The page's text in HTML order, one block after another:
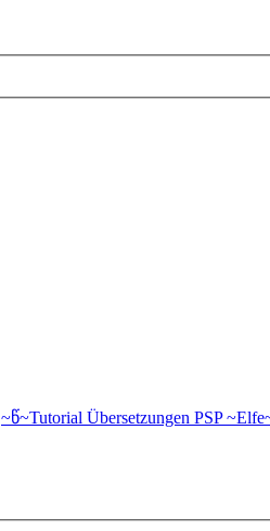
~წ~Tutorial Übersetzungen PSP